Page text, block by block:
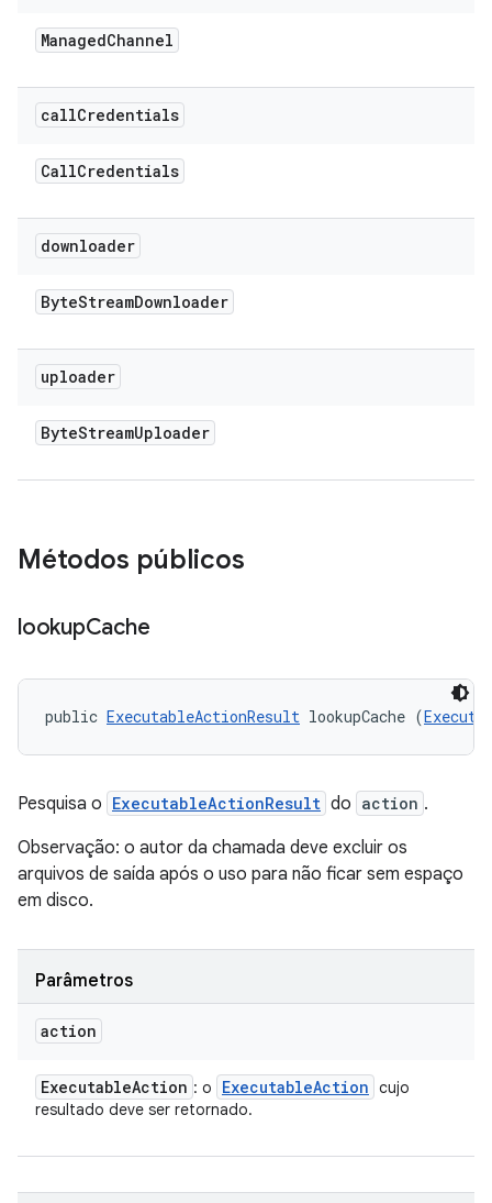
ManagedChannel
callCredentials
CallCredentials
downloader
ByteStreamDownloader
uploader
ByteStreamUploader
Métodos públicos
lookupCache
public ExecutableActionResult lookupCache (
Pesquisa o ExecutableActionResult do action .
Observação: o autor da chamada deve excluir os
arquivos de saída após o uso para não ficar sem espaço
em disco.
Parâmetros
action
ExecutableAction : o ExecutableAction cujo
resultado deve ser retornado.